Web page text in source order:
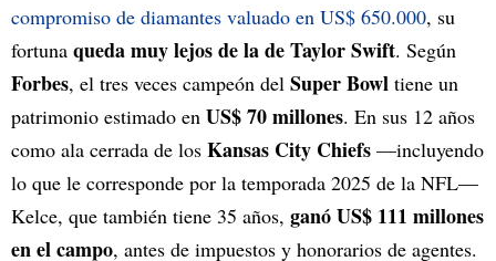
compromiso de diamantes valuado en US$ 650.000, su
fortuna queda muy lejos de la de Taylor Swift. Según
Forbes, el tres veces campeón del Super Bowl tiene un
patrimonio estimado en US$ 70 millones. En sus 12 años
como ala cerrada de los Kansas City Chiefs —incluyendo
lo que le corresponde por la temporada 2025 de la NFL—
Kelce, que también tiene 35 años, ganó US$ 111 millones
en el campo, antes de impuestos y honorarios de agentes.